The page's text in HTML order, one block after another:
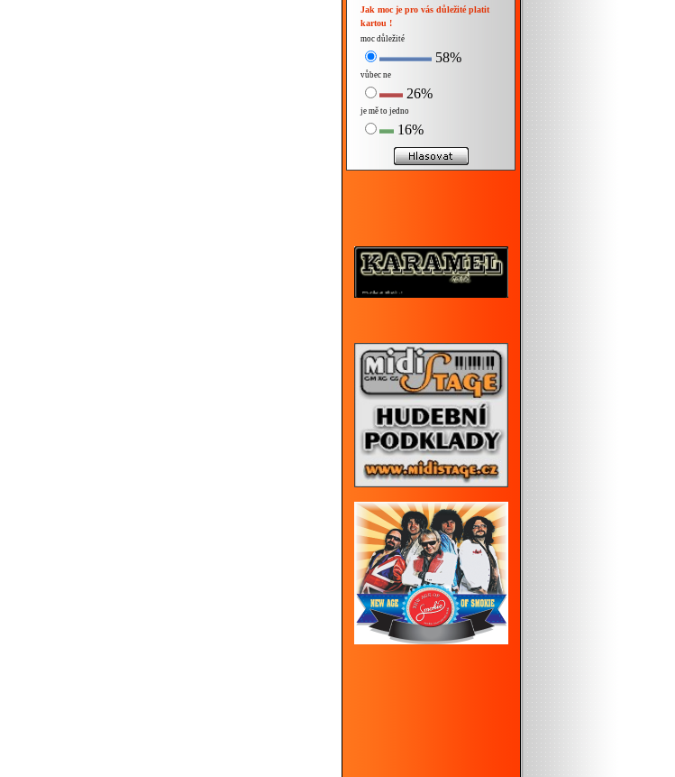
Jak moc je pro vás důležité platit
kartou !
moc důležité
58%
vůbec ne
26%
je mě to jedno
16%